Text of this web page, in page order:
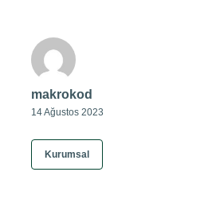
makrokod
14 Ağustos 2023
Kurumsal